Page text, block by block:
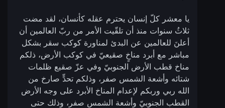
يا معشر كلّ إنسان يحترم عقله كأنسان، لقد مضت
ثلاثُ سنوات منذ أن تلقّيت الأمر من ربّ العالمين أن
أعلنَ للعالمين عن البدئ لمناورة كوكب سقر بشكل
مباشر مع أبرد مناخٍ صقيعيّ في كوكب الأرض، ذلكم
مناخ قطب الأرض الجنوبيّ وفي عزّ صقيع ظلمات
شتائه وأشعة الشمس صفر، وذلكم تحدٍّ صارخ من
الله ربي وربكم لإعدام المناخ الأبرد على وجه الأرض
القطب الجنوبيّ وأشعة الشمس صفر، وذلك حتى